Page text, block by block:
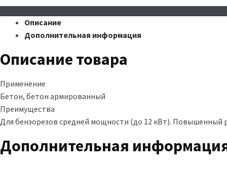
Описание
Дополнительная информация
Описание товара
Применение
Бетон, бетон армированный
Преимущества
Для бензорезов средней мощности (до 12 кВт). Повышенный
Дополнительная